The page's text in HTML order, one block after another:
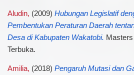
Aludin, (2009) Hubungan Legislatif
Pembentukan Peraturan Daerah
Desa di Kabupaten Wakatobi.
Terbuka.
Amilia, (2018) Pengaruh Mutasi dan